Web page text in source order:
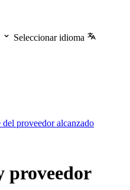
Seleccionar idioma
proveedor alcanzado
proveedor